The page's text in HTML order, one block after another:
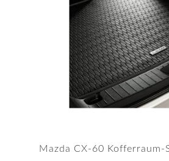
Mazda CX-60 Kofferraum-